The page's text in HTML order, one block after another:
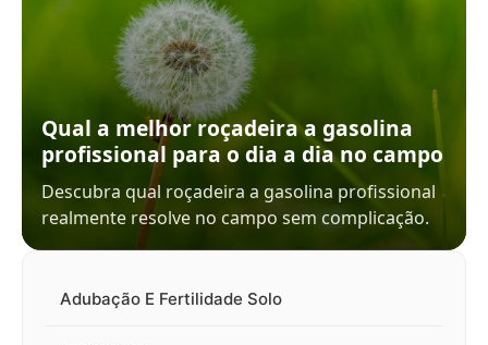
Qual a melhor roçadeira a gasolina
profissional para o dia a dia no campo
Descubra qual roçadeira a gasolina profissional
realmente resolve no campo sem complicação.
Adubação E Fertilidade Solo